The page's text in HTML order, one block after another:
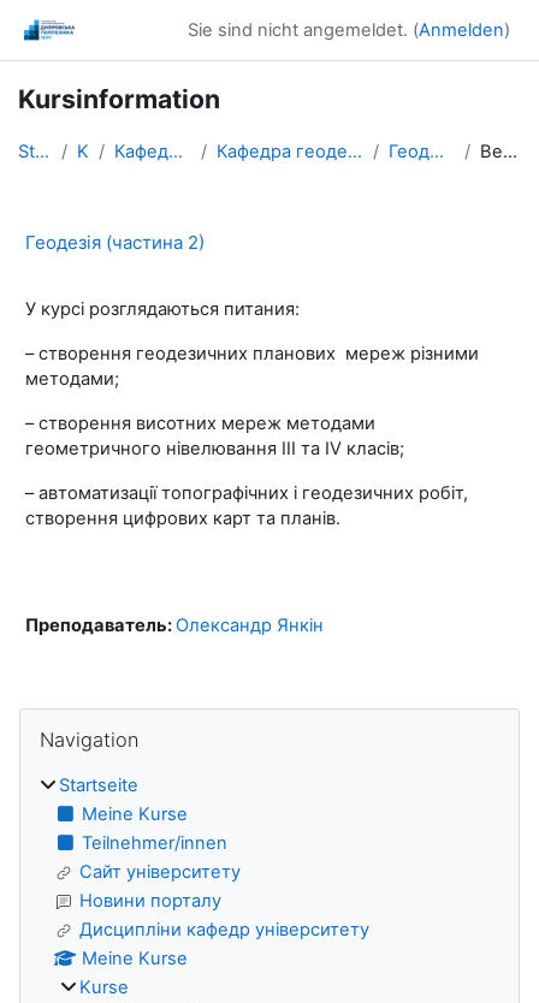
Sie sind nicht angemeldet. (Anmelden)
Kursinformation
Startseite Kurse Кафедри / Departments Кафедра геодезії / Department of Geodesy Геодезія (частина 2) Beschreibung
Геодезія (частина 2)
У курсі розглядаються питания:
–створення геодезичних планових мереж різними
методами;
–створення висотних мереж методами
геометричного нiвелювання III та IV класiв;
–автоматизацiїтопографiчних i геодезичних робiт,
створення цифрових карт та планiв.
Преподаватель:Олександр Янкін
Blöcke
Navigation
Startseite
Meine Kurse
Teilnehmer/innen
Сайт університету
Новини порталу
Дисципліни кафедр університету
Meine Kurse
Kurse